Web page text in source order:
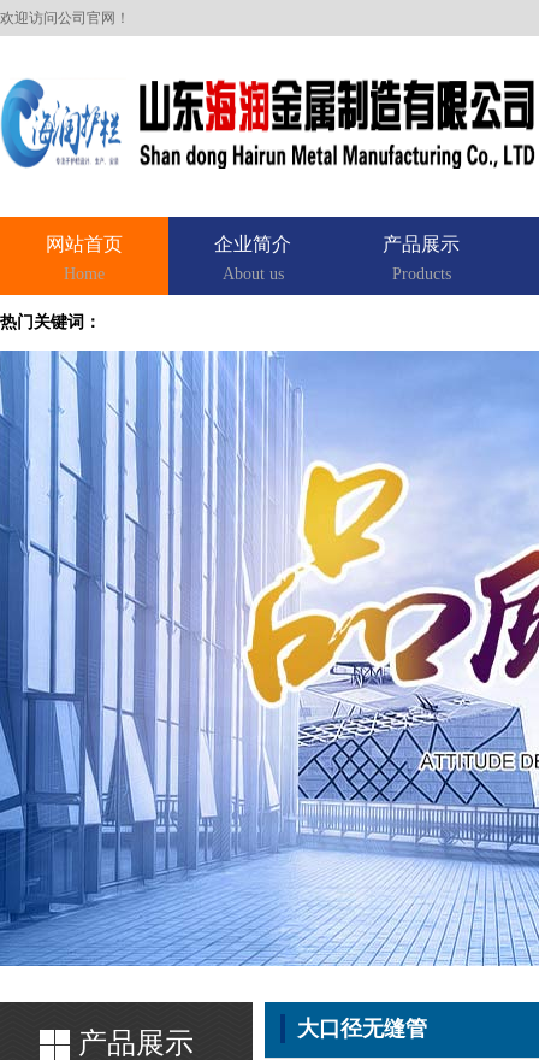
欢迎访问公司官网！
网站首页
Home
企业简介
About us
产品展示
Products
热门关键词：
产品展示 大口径无缝管